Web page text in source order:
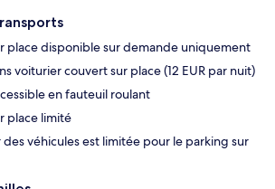
place disponible sur demande uniquement
voiturier couvert sur place (12 EUR par nuit)
en fauteuil roulant
place limité
des véhicules est limitée pour le parking sur